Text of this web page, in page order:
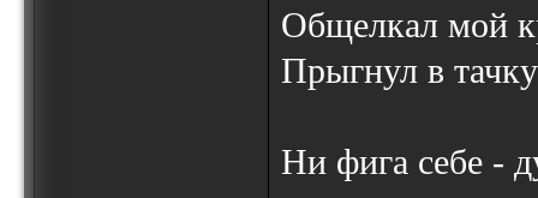
Общелкал мой
Прыгнул в
Ни фига себе -